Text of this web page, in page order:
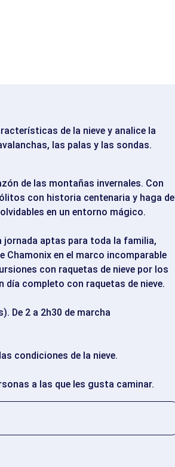
de la nieve y analice la
las palas y las sondas.
de las montañas invernales. Con
con historia centenaria y haga de
en un entorno mágico.
jornada aptas para toda la familia,
Chamonix en el marco incomparable
con raquetas de nieve por los
día completo con raquetas de nieve.
De 2 a 2h30 de marcha
condiciones de la nieve.
a las que les gusta caminar.